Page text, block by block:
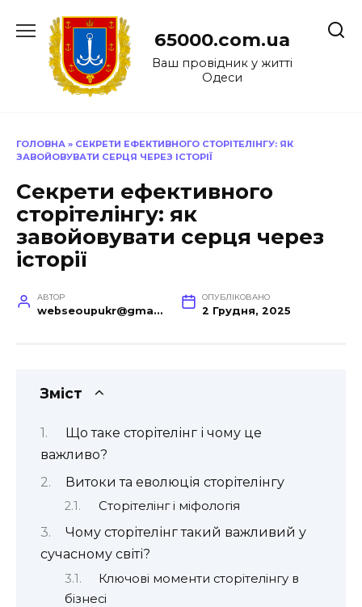
до
65000.com.ua
Ваш провідник у житті
Одеси
ГОЛОВНА » СЕКРЕТИ ЕФЕКТИВНОГО СТОРІТЕЛІНГУ: ЯК
ЗАВОЙОВУВАТИ СЕРЦЯ ЧЕРЕЗ ІСТОРІЇ
Секрети ефективного
сторітелінгу: як
завойовувати серця через
історії
АВТОР
webseoupukr@gmail.com
ОПУБЛІКОВАНО
2 Грудня, 2025
Зміст
Що таке сторітелінг і чому це
важливо?
Витоки та еволюція сторітелінгу
Сторітелінг і міфологія
Чому сторітелінг такий важливий у
сучасному світі?
Ключові моменти сторітелінгу в
бізнесі